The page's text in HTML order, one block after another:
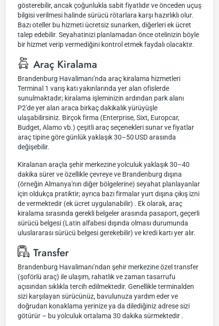
gösterebilir, ancak çoğunlukla sabit fiyatlıdır ve önceden uçuş
bilgisi verilmesi halinde sürücü rötarlara karşı hazırlıklı olur.
Bazı oteller bu hizmeti ücretsiz sunarken, diğerleri ek ücret
talep edebilir. Seyahatinizi planlamadan önce otelinizin böyle
bir hizmet verip vermediğini kontrol etmek faydalı olacaktır.
Araç Kiralama
Brandenburg Havalimanı’nda araç kiralama hizmetleri
Terminal 1 varış katı yakınlarında yer alan ofislerde
sunulmaktadır; kiralama işleminizin ardından park alanı
P2'de yer alan araca birkaç dakikalık yürüyüşle
ulaşabilirsiniz. Birçok firma (Enterprise, Sixt, Europcar,
Budget, Alamo vb.) çeşitli araç seçenekleri sunar ve fiyatlar
araç tipine göre günlük yaklaşık 30–50 USD arasında
değişebilir.
Kiralanan araçla şehir merkezine yolculuk yaklaşık 30–40
dakika sürer ve özellikle çevreye ve Brandenburg dışına
(örneğin Almanya'nın diğer bölgelerine) seyahat planlayanlar
için oldukça pratiktir; ayrıca bazı firmalar yurt dışına çıkış izni
de vermektedir (ek ücret uygulanabilir) . Ek olarak, araç
kiralama sırasında gerekli belgeler arasında pasaport, geçerli
sürücü belgesi (Latin alfabesi dışında olması durumunda
uluslararası sürücü belgesi gerekebilir) ve kredi kartı yer alır.
Transfer
Brandenburg Havalimanı’ndan şehir merkezine özel transfer
(şoförlü araç) ile ulaşım, rahatlık ve zaman tasarrufu
açısından sıklıkla tercih edilmektedir. Genellikle terminalden
sizi karşılayan sürücünüz, bavulunuza yardım eder ve
doğrudan konaklama yerinize ya da dilediğiniz adrese sizi
götürür – bu yolculuk ortalama 30 dakika sürmektedir .